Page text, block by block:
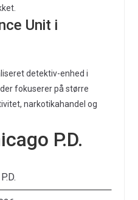
Unit i
detektiv-enhed i
fokuserer på større
narkotikahandel og
P.D.